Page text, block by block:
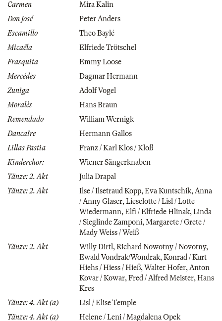
Carmen
Mira Kalin
Don José
Peter Anders
Escamillo
Theo Baylé
Micaëla
Elfriede Trötschel
Frasquita
Emmy Loose
Mercédès
Dagmar Hermann
Zuniga
Adolf Vogel
Moralès
Hans Braun
Remendado
William Wernigk
Dancaïre
Hermann Gallos
Lillas Pastia
Franz / Karl Klos / Kloß
Kinderchor:
Wiener Sängerknaben
Tänze: 2. Akt
Julia Drapal
Tänze: 2. Akt
Ilse / Ilsetraud Kopp,Eva Kuntschik,Anna
/ Anny Glaser,Lieselotte / Lisl / Lotte
Wiedermann,Elfi / Elfriede Hlinak,Linda
/ Sieglinde Zamponi,Margarete / Grete /
Mady Weiss / Weiß
Tänze: 2. Akt
Willy Dirtl,Richard Nowotny / Novotny,
Ewald Vondrak/Wondrak,Konrad / Kurt
Hiehs / Hiess / Hieß,Walter Hofer,Anton
Kovar / Kowar,Fred / Alfred Meister,Hans
Kres
Tänze: 4. Akt (a)
Lisl / Elise Temple
Tänze: 4. Akt (a)
Helene / Leni / Magdalena Opek